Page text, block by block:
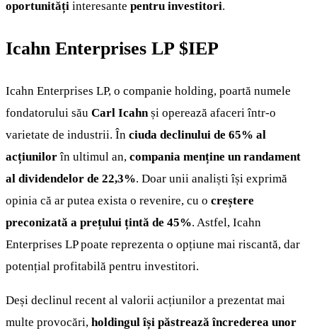
oportunități interesante pentru investitori.
Icahn Enterprises LP $IEP
Icahn Enterprises LP, o companie holding, poartă numele
fondatorului său Carl Icahnși operează afaceri într-o
varietate de industrii. În ciuda declinului de 65% al
acțiunilorîn ultimul an, compania menține un randament
al dividendelor de 22,3%. Doar unii analiști își exprimă
opinia că ar putea exista o revenire, cu o creștere
preconizată a prețului țintă de 45%. Astfel, Icahn
Enterprises LP poate reprezenta o opțiune mai riscantă, dar
potențial profitabilă pentru investitori.
Deși declinul recent al valorii acțiunilor a prezentat mai
multe provocări, holdingul își păstrează încrederea unor